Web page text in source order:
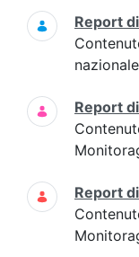
Ricerca
Report
Report
Report